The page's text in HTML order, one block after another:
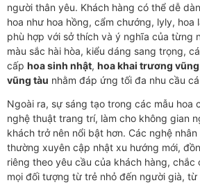
người thân yêu. Khách hàng có thể dễ
hoa như hoa hồng, cẩm chướng, lyly, hoa
phù hợp với sở thích và ý nghĩa của từng
màu sắc hài hòa, kiểu dáng sang trọng,
cấp hoa sinh nhật, hoa khai trương
vũng tàu nhằm đáp ứng tối đa nhu cầu
Ngoài ra, sự sáng tạo trong các mẫu hoa
nghệ thuật trang trí, làm cho không gian
khách trở nên nổi bật hơn. Các nghệ nhân
thường xuyên cập nhật xu hướng mới,
riêng theo yêu cầu của khách hàng, chắc
mọi đối tượng từ trẻ nhỏ đến người già,